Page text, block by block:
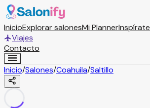
InicioExplorar salonesMi PlannerInspírate
Viajes
Contacto
Inicio/Salones/Coahuila/Saltillo